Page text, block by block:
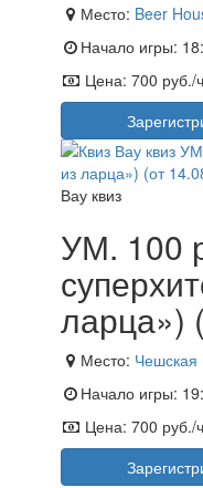
Место: Beer
Начало игры:
Цена: 700 руб./
Вау квиз
УМ. 100
ларца»)
Место: Чешская
Начало игры:
Цена: 700 руб./